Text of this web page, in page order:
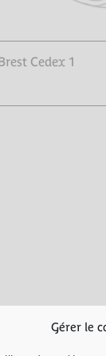
Gérer le
Cedex 1